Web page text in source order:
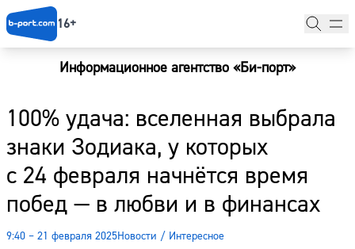
16+
Информационное агентство «Би-порт»
100% удача: вселенная выбрала
знаки Зодиака, у которых
с 24 февраля начнётся время
побед — в любви и в финансах
9:40 – 21 февраля 2025Новости / Интересное
Новости
Наши гости
Фоторепортажи
Погода